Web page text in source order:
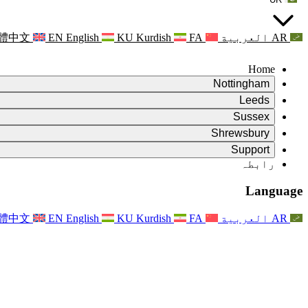
AR العربية 中文 EN English KU Kurdish FA
Home
Nottingham
Review
جائزہ کے چیئرمین
آزاد جائزہ ٹیم
حوالہ جات کی شرائط
آزاد جائزہ کی حتمی رپورٹ
اکثر پوچھے گئے سوالات
رابطہ
For Families
فیملی فیڈ بیک کا عمل
خبرنامے
Leeds
Review
جائزہ کے چیئرمین
آزاد جائزہ ٹیم
حوالہ کی شرائط
رابطہ
خاندانوں کے لیے نفسیاتی معاونت
فیملیز کے لیے اپڈیٹس
واقعات
For Staff
Sussex
Review
جائزہ کے چیئرمین
آزاد جائزہ ٹیم
حوالہ جات کی شرائط
For Families
خاندانوں کے لئے تازہ ترین معلومات
Shrewsbury
Review
زچگی کے جائزے کے لئے حوالہ کی شرائط
اعلانات
Reports
آزاد جائزہ کی حتمی رپورٹ
For Families
Support
Leeds
Nottingham
خاندانی نفسیاتی مدد کی خدمت
دماغی صحت کے بحران کی حمایت
علاقائی خدمات ناٹنگھم
رابطہ
Language
AR العربية 中文 EN English KU Kurdish FA